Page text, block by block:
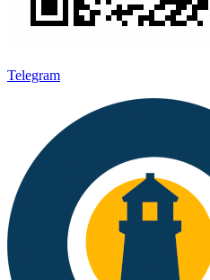
Telegram